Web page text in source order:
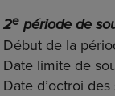
2epériode de
Début de la
Date limite de
Date d’octroi